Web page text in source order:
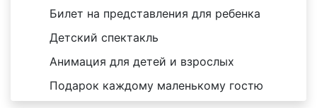
Билет на представления для ребенка
Детский спектакль
Анимация для детей и взрослых
Подарок каждому маленькому гостю